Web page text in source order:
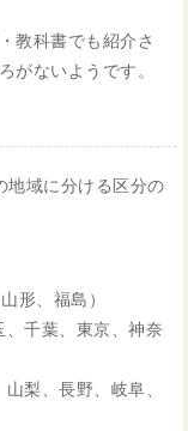
教科書でも紹介さ
がないようです。
地域に分ける区分の
形、福島）
千葉、東京、神奈
梨、長野、岐阜、